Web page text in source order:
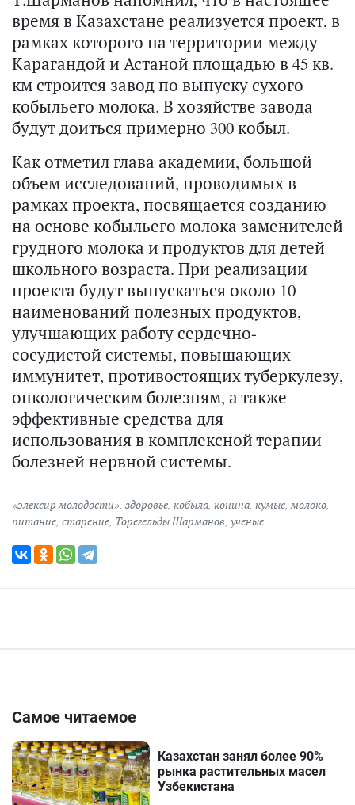
время в Казахстане реализуется проект, в
рамках которого на территории между
Карагандой и Астаной площадью в 45 кв.
км строится завод по выпуску сухого
кобыльего молока. В хозяйстве завода
будут доиться примерно 300 кобыл.
Как отметил глава академии, большой
объем исследований, проводимых в
рамках проекта, посвящается созданию
на основе кобыльего молока заменителей
грудного молока и продуктов для детей
школьного возраста. При реализации
проекта будут выпускаться около 10
наименований полезных продуктов,
улучшающих работу сердечно-
сосудистой системы, повышающих
иммунитет, противостоящих туберкулезу,
онкологическим болезням, а также
эффективные средства для
использования в комплексной терапии
болезней нервной системы.
«элексир молодости», здоровье, кобыла, конина, кумыс,молоко,
питание, старение, Торегельды Шарманов, ученые
Самое читаемое
Казахстан занял более 90%
рынка растительных масел
Узбекистана